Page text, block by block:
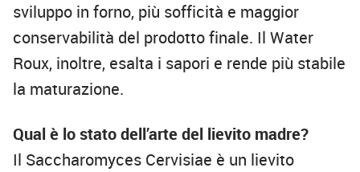
sviluppo in forno, più sofficità e maggior
conservabilità del prodotto finale. Il Water
Roux, inoltre, esalta i sapori e rende più stabile
la maturazione.
Qual è lo stato dell’arte del lievito madre?
Il Saccharomyces Cervisiae è un lievito